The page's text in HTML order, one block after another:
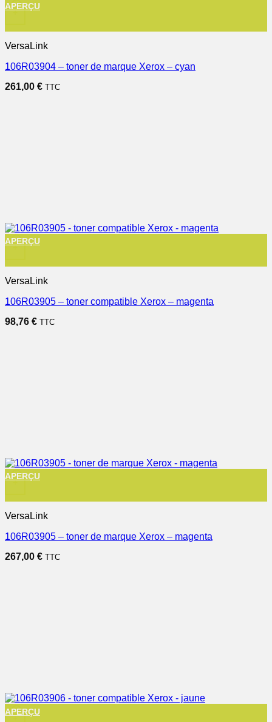
+
APERÇU
VersaLink
106R03904 – toner de marque Xerox – cyan
261,00 € TTC
+
APERÇU
VersaLink
106R03905 – toner compatible Xerox – magenta
98,76 € TTC
+
APERÇU
VersaLink
106R03905 – toner de marque Xerox – magenta
267,00 € TTC
+
APERÇU